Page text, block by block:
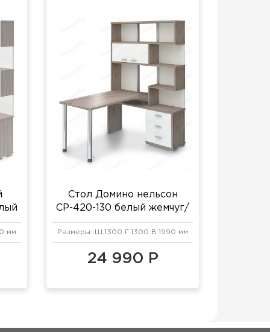
мм
Стол Домино нельсон
СР-420-130 белый жемчуг/
нельсон/хром
Размеры: Ш:1300 Г:1300 В:1990 мм
24 990 Р